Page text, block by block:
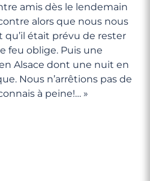
amis dès le lendemain
alors que nous nous
qu’il était prévu de rester
feu oblige. Puis une
Alsace dont une nuit en
Nous n’arrêtions pas de
à peine!… »